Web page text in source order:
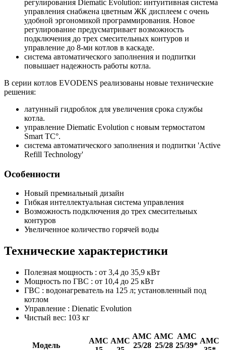
регулирования Diematic Evolution: интуитивная система
управления снабжена цветным ЖК дисплеем с очень
удобной эргономикой программирования. Новое
регулирование предусматривает возможность
подключения до трех смесительных контуров и
управление до 8-ми котлов в каскаде.
cистема автоматического заполнения и подпитки
повышает надежность работы котла.
В серии котлов EVODENS реализованы новые технические
решения:
латунный гидроблок для увеличения срока службы
котла.
управление Diematic Evolution с новым термостатом
Smart TC°.
система автоматического заполнения и подпитки 'Active
Refill Technology'
Особенности
Новый премиальный дизайн
Гибкая интеллектуальная система управления
Возможность подключения до трех смесительных
контуров
Увеличенное количество горячей воды
Технические характеристики
Полезная мощность : от 3,4 до 35,9 кВт
Мощность по ГВС : от 10,4 до 25 кВт
ГВС : водонагреватель на 125 л; установленный под
котлом
Управление : Dienatic Evolution
Чистый вес: 103 кг
Mодель
AMC AMC
АМС
25/28
AMC
25/28
AMC
25/39*
AMC